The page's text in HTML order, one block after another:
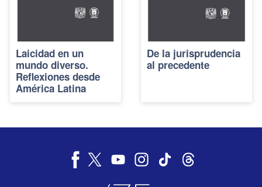
Laicidad en un
mundo diverso.
Reflexiones desde
América Latina
De la jurisprudencia
al precedente